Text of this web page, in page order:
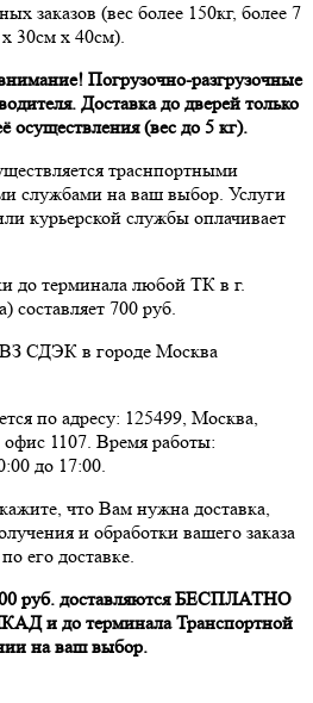
заказов (вес более 150кг, более 7
30см х 40см).
Погрузочно-разгрузочные
Доставка до дверей только
осуществления (вес до 5 кг).
траснпортными
службами на ваш выбор. Услуги
курьерской службы оплачивает
до терминала любой ТК в г.
700 руб.
СДЭК в городе Москва
по адресу: 125499, Москва,
1107. Время работы:
до 17:00.
что Вам нужна доставка,
и обработки вашего заказа
его доставке.
руб. доставляются БЕСПЛАТНО
и до терминала Транспортной
на ваш выбор.